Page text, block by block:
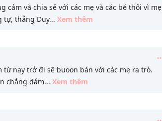
cảm và chia sẻ với các mẹ và các bé thôi vì mẹ
tự, thằng Duy... Xem thêm
từ nay trở đi sẽ buoon bán với các mẹ ra trò.
chẳng dám... Xem thêm